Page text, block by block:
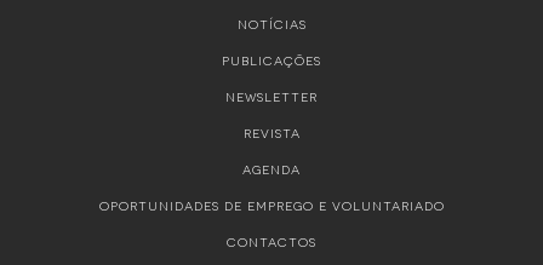
NOTÍCIAS
PUBLICAÇÕES
NEWSLETTER
REVISTA
AGENDA
OPORTUNIDADES DE EMPREGO E VOLUNTARIADO
CONTACTOS